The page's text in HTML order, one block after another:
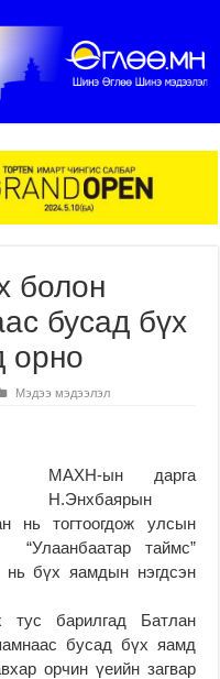
болон
бусад бүх
орно
Мэдээ мэдээлэл
МАХН-ын дарга
Н.Энхбаярын
нь тогтоогдож улсын
таймс”
нь бүх яамдын нэгдсэн
тус барилгад Батлан
бусад бүх яамд
орчин үеийн загвар